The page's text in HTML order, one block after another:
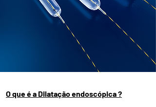
O que é a Dilatação endoscópica ?